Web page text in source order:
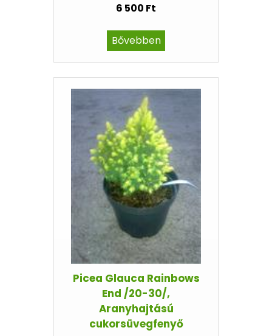
6 500 Ft
Bővebben
Picea Glauca Rainbows
End /20-30/,
Aranyhajtású
cukorsüvegfenyő